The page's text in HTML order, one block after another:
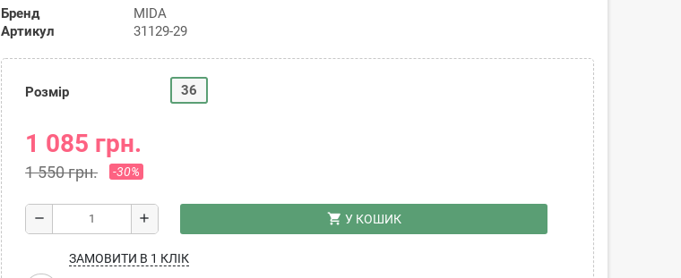
Бренд
MIDA
Артикул
31129-29
Розмір 36
1 085 грн.
1 550 грн. -30%
remove add shopping_cart У КОШИК
ЗАМОВИТИ В 1 КЛІК